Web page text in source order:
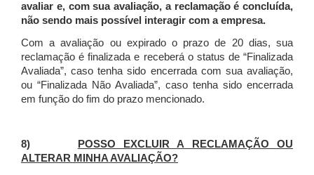
avaliar e, com sua avaliação, a reclamação é concluída,
não sendo mais possível interagir com a empresa.
Com a avaliação ou expirado o prazo de 20 dias, sua
reclamação é finalizada e receberá o status de “Finalizada
Avaliada”, caso tenha sido encerrada com sua avaliação,
ou “Finalizada Não Avaliada”, caso tenha sido encerrada
em função do fim do prazo mencionado.
8)
POSSO EXCLUIR A RECLAMAÇÃO OU
ALTERAR MINHA AVALIAÇÃO?